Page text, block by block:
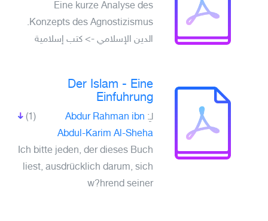
Eine kurze Analyse des
Konzepts des Agnostizismus.
الدين الإسلامي -> كتب إسلامية
Der Islam - Eine
Einfuhrung
(1) لـِ: Abdur Rahman ibn
Abdul-Karim Al-Sheha
Ich bitte jeden, der dieses Buch
liest, ausdrücklich darum, sich
w?hrend seiner